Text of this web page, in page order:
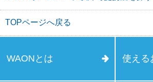
TOPページへ戻る